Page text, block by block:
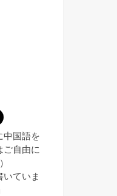
中国語を
ご自由に
いていま